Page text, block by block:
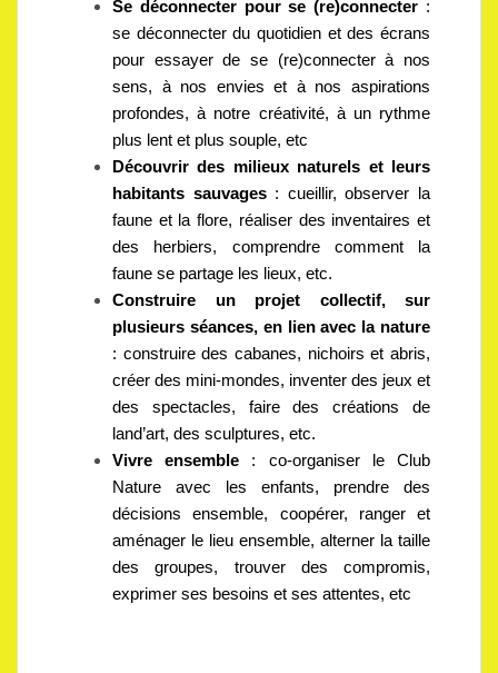
Se déconnecter pour se (re)connecter :
se déconnecter du quotidien et des écrans
pour essayer de se (re)connecter à nos
sens, à nos envies et à nos aspirations
profondes, à notre créativité, à un rythme
plus lent et plus souple, etc
Découvrir des milieux naturels et leurs
habitants sauvages : cueillir, observer la
faune et la flore, réaliser des inventaires et
des herbiers, comprendre comment la
faune se partage les lieux, etc.
Construire un projet collectif, sur
plusieurs séances, en lien avec la nature
: construire des cabanes, nichoirs et abris,
créer des mini-mondes, inventer des jeux et
des spectacles, faire des créations de
land’art, des sculptures, etc.
Vivre ensemble : co-organiser le Club
Nature avec les enfants, prendre des
décisions ensemble, coopérer, ranger et
aménager le lieu ensemble, alterner la taille
des groupes, trouver des compromis,
exprimer ses besoins et ses attentes, etc